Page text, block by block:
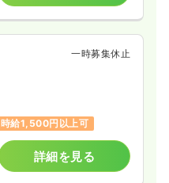
一時募集休止
時給1,500円以上可
詳細を見る